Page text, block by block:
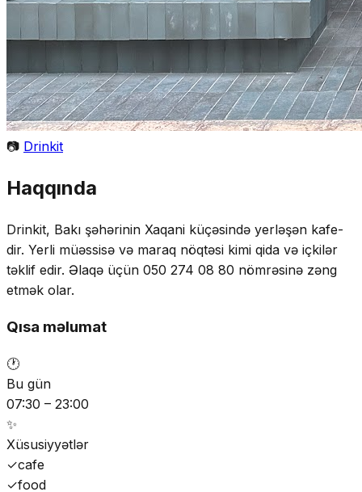
📷 Drinkit
Haqqında
Drinkit, Bakı şəhərinin Xaqani küçəsində yerləşən kafe-
dir. Yerli müəssisə və maraq nöqtəsi kimi qida və içkilər
təklif edir. Əlaqə üçün 050 274 08 80 nömrəsinə zəng
etmək olar.
Qısa məlumat
🕐
Bu gün
07:30 – 23:00
✨
Xüsusiyyətlər
✓cafe
✓food